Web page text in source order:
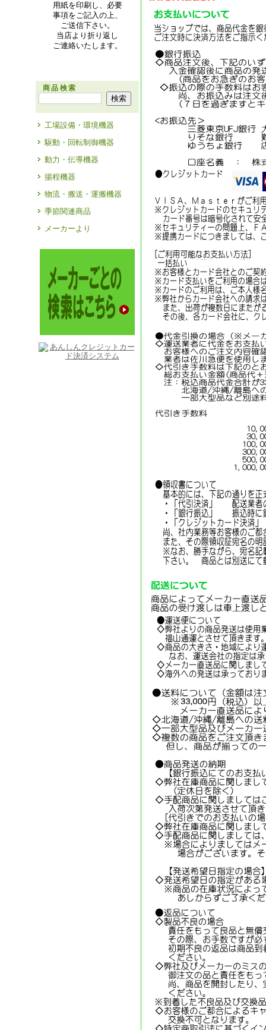
用紙を印刷し、必要
事項をご記入の上、
ご送信下さい。
当店より折り返し
ご連絡いたします。
商品検索
工場設備・環境機器
駆動・回転制御機器
動力・伝導機器
揚程機器
物流・搬送・運搬機器
季節関連商品
メーカーより